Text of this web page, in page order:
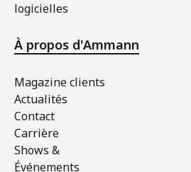
logicielles
À propos d'Ammann
Magazine clients
Actualités
Contact
Carrière
Shows &
Événements